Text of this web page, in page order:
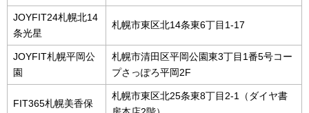
JOYFIT24札幌北14
条光星
札幌市東区北14条東6丁目1-17
JOYFIT札幌平岡公
園
札幌市清田区平岡公園東3丁目1番5号コー
プさっぽろ平岡2F
FIT365札幌美香保
札幌市東区北25条東8丁目2-1（ダイヤ書